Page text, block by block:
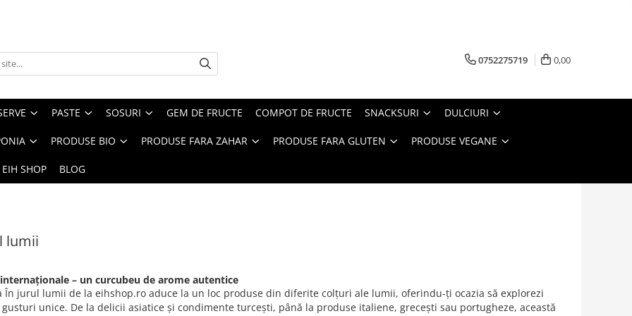
0752275719 0,00
PASTE SOSURI GEM DE FRUCTE COMPOT DE FRUCTE SNACKSURI DULCIURI
PRODUSE BIO PRODUSE FARA ZAHAR PRODUSE FARA GLUTEN PRODUSE VEGANE
SHOP BLOG
lumii
– un curcubeu de arome autentice
În jurul lumii de la eihshop.ro aduce la un loc produse din diferite colțuri ale lumii, oferindu-ți ocazia să explorezi
unice. De la delicii asiatice și condimente turcești, până la produse italiene, grecești sau portugheze, această